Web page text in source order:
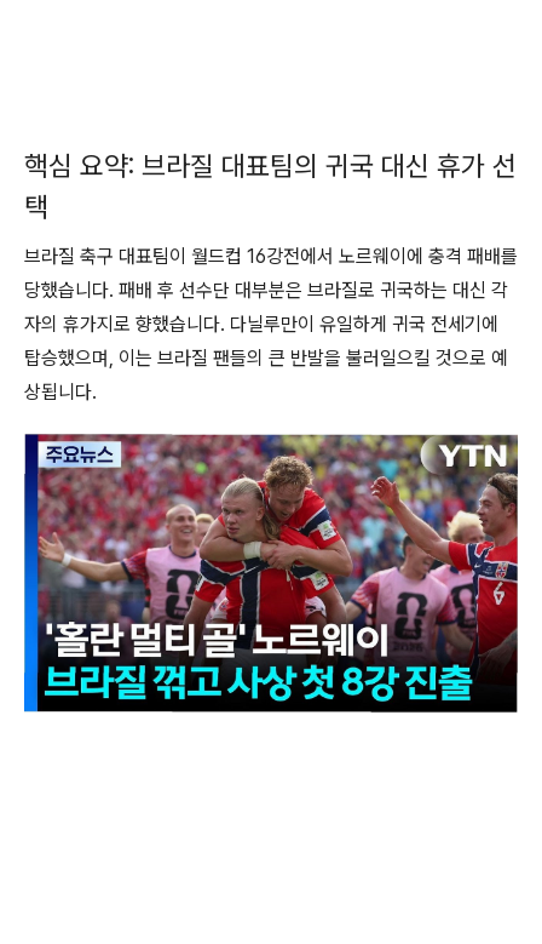
핵심 요약: 브라질 대표팀의 귀국 대신 휴가 선
택
브라질 축구 대표팀이 월드컵 16강전에서 노르웨이에 충격 패배를
당했습니다. 패배 후 선수단 대부분은 브라질로 귀국하는 대신 각
자의 휴가지로 향했습니다. 다닐루만이 유일하게 귀국 전세기에
탑승했으며, 이는 브라질 팬들의 큰 반발을 불러일으킬 것으로 예
상됩니다.